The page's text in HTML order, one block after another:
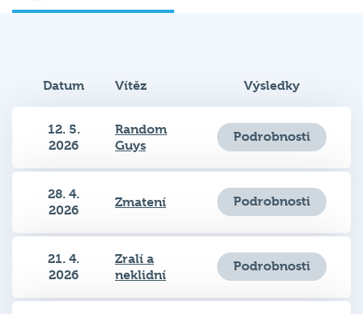
Datum Vítěz Výsledky
12. 5.
2026
Random
Guys
Podrobnosti
28. 4.
2026
Zmatení Podrobnosti
21. 4.
2026
Zralí a
neklidní
Podrobnosti